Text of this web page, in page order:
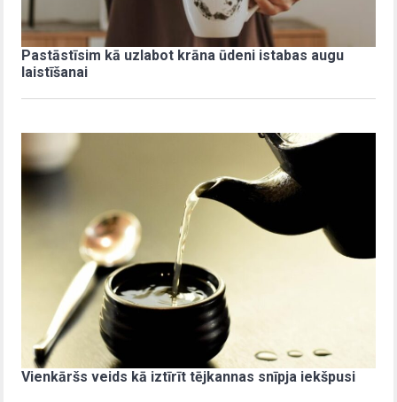
Pastāstīsim kā uzlabot krāna ūdeni istabas augu
laistīšanai
Vienkāršs veids kā iztīrīt tējkannas snīpja iekšpusi